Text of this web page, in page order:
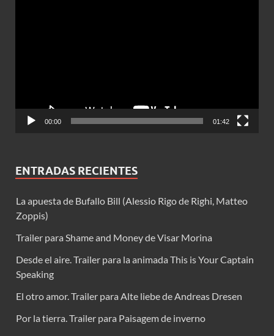
00:00 01:42
ENTRADAS RECIENTES
La apuesta de Bufallo Bill (Alessio Rigo de Righi, Matteo
Zoppis)
Trailer para Shame and Money de Visar Morina
Desde el aire. Trailer para la animada This is Your Captain
Speaking
El otro amor. Trailer para Alte liebe de Andreas Dresen
Por la tierra. Trailer para Paisagem de inverno